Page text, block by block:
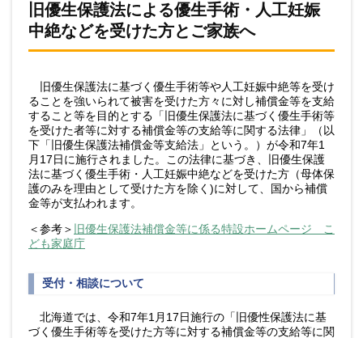
旧優生保護法による優生手術・人工妊娠
中絶などを受けた方とご家族へ
旧優生保護法に基づく優生手術等や人工妊娠中絶等を受け
ることを強いられて被害を受けた方々に対し補償金等を支給
すること等を目的とする「旧優生保護法に基づく優生手術等
を受けた者等に対する補償金等の支給等に関する法律」（以
下「旧優生保護法補償金等支給法」という。）が令和7年1
月17日に施行されました。この法律に基づき、旧優生保護
法に基づく優生手術・人工妊娠中絶などを受けた方（母体保
護のみを理由として受けた方を除く)に対して、国から補償
金等が支払われます。
＜参考＞ 旧優生保護法補償金等に係る特設ホームページ こ
ども家庭庁
受付・相談について
北海道では、令和7年1月17日施行の「旧優性保護法に基
づく優生手術等を受けた方等に対する補償金等の支給等に関